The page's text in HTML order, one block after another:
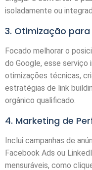
isoladamente ou
3. Otimização
Focado melhorar o
do Google, esse serviço
otimizações técnicas,
estratégias de link
orgânico qualificado.
4. Marketing de
Inclui campanhas de
Facebook Ads ou
mensuráveis, como